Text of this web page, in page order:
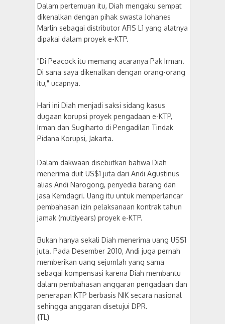
Dalam pertemuan itu, Diah mengaku sempat
dikenalkan dengan pihak swasta Johanes
Marlin sebagai distributor AFIS L1 yang alatnya
dipakai dalam proyek e-KTP.
"Di Peacock itu memang acaranya Pak Irman.
Di sana saya dikenalkan dengan orang-orang
itu," ucapnya.
Hari ini Diah menjadi saksi sidang kasus
dugaan korupsi proyek pengadaan e-KTP,
Irman dan Sugiharto di Pengadilan Tindak
Pidana Korupsi, Jakarta.
Dalam dakwaan disebutkan bahwa Diah
menerima duit US$1 juta dari Andi Agustinus
alias Andi Narogong, penyedia barang dan
jasa Kemdagri. Uang itu untuk memperlancar
pembahasan izin pelaksanaan kontrak tahun
jamak (multiyears) proyek e-KTP.
Bukan hanya sekali Diah menerima uang US$1
juta. Pada Desember 2010, Andi juga pernah
memberikan uang sejumlah yang sama
sebagai kompensasi karena Diah membantu
dalam pembahasan anggaran pengadaan dan
penerapan KTP berbasis NIK secara nasional
sehingga anggaran disetujui DPR.
(TL)